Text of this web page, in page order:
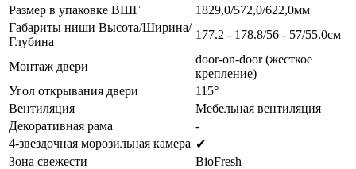
Размер в упаковке ВШГ
1829,0/572,0/622,0мм
Габариты ниши Высота/Ширина/
Глубина
177.2 - 178.8/56 - 57/55.0см
Монтаж двери
door-on-door (жесткое
крепление)
Угол открывания двери
115°
Вентиляция
Мебельная вентиляция
Декоративная рама
-
4-звездочная морозильная камера ✔
Зона свежести
BioFresh